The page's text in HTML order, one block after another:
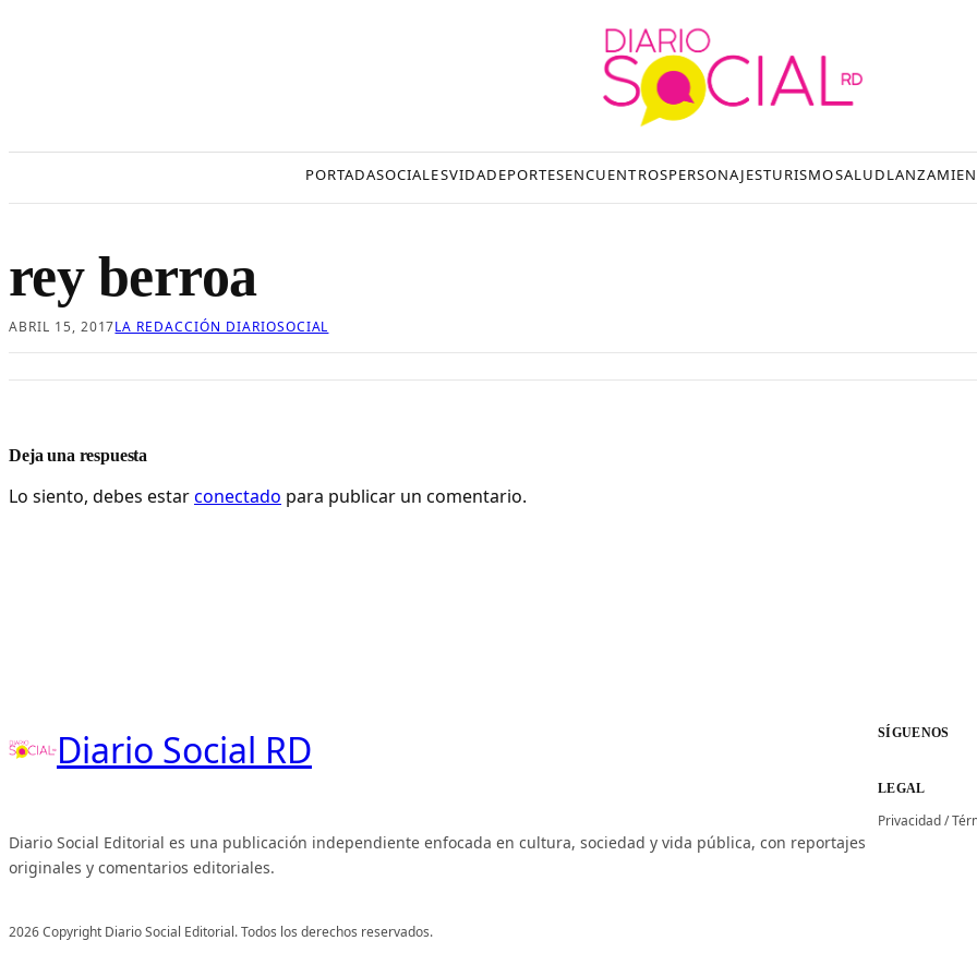
PORTADASOCIALESVIDADEPORTESENCUENTROSPERSONAJESTURISMOSALUD
rey berroa
ABRIL 15, 2017LA REDACCIÓN DIARIOSOCIAL
Deja una respuesta
Lo siento, debes estarconectado para publicar un comentario.
Diario Social RD
Diario Social Editorial es una publicación independiente enfocada en cultura, sociedad y vida pública, con reportajes
originales y comentarios editoriales.
SÍGUENOS
LEGAL
Privacidad/
2026 Copyright Diario Social Editorial. Todos los derechos reservados.